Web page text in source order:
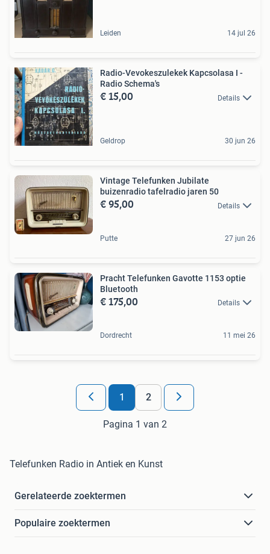
Leiden 14 jul 26
Radio-Vevokeszulekek Kapcsolasa I -
Radio Schema's
€ 15,00 Details
Geldrop 30 jun 26
Vintage Telefunken Jubilate
buizenradio tafelradio jaren 50
€ 95,00 Details
Putte 27 jun 26
Pracht Telefunken Gavotte 1153 optie
Bluetooth
€ 175,00 Details
Dordrecht 11 mei 26
1 2
Pagina 1 van 2
Telefunken Radio in Antiek en Kunst
Gerelateerde zoektermen
Populaire zoektermen